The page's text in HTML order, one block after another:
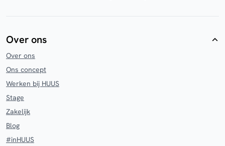
Over ons
Over ons
Ons concept
Werken bij HUUS
Stage
Zakelijk
Blog
#inHUUS